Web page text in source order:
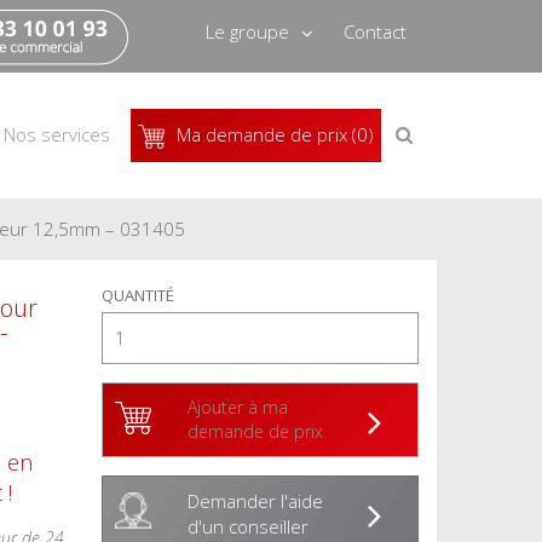
Nos services Ma demande de prix (0) Recherche
de
Le groupe
Qui sommes-nous
Recrutement
Pressbook
Contact
12,5mm – 031405
en
QUANTITÉ
Ajouter à ma
demande de prix
Demander l'aide
d'un conseiller